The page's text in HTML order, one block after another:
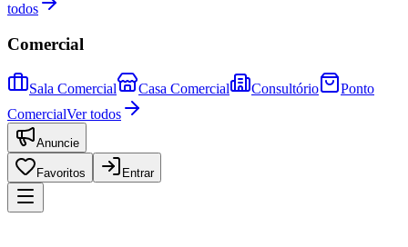
todos
Comercial
Sala Comercial Casa Comercial Consultório
Ponto
ComercialVer todos
Anuncie
Favoritos Entrar